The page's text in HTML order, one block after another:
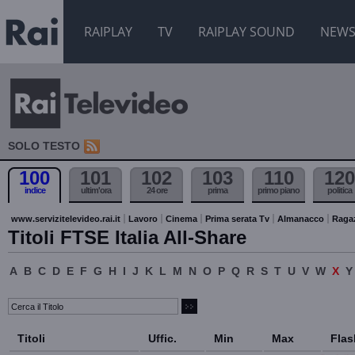
RAIPLAY TV RAIPLAY SOUND NEWS
SOLO TESTO
100
indice
101
ultim'ora
102
24 ore
103
prima
110
primo piano
120
politica
www.servizitelevideo.rai.it Lavoro Cinema Prima serata Tv Almanacco
Titoli FTSE Italia All-Share
A B C D E F G H I J K L M N O P Q R S T U V W X Y
Titoli Uffic. Min Max